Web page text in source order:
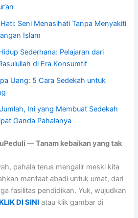
Seni Menasihati Tanpa Menyakiti
Islam
Sederhana: Pelajaran dari
di Era Konsumtif
Uang: 5 Cara Sedekah untuk
Ini yang Membuat Sedekah
Ganda Pahalanya
— Tanam kebaikan yang tak
pahala terus mengalir meski kita
manfaat abadi untuk umat, dari
fasilitas pendidikan. Yuk, wujudkan
KLIK DI SINI atau klik gambar di